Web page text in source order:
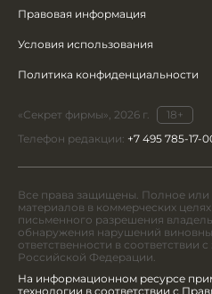
Правовая информация
Условия использования
Политика конфиденциальности
«Секрет фирмы», 2026 г.
18+
Телефон редакции: +7 495 785-17-
Все права защищены. Полное или
материалов в коммерческих
письменного разрешения
обнаружения нарушений
ответственности в соответствии
Российской Федерации.
На информационном ресурсе
технологии в соответствии с